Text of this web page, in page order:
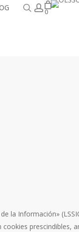
Buscar
account
0
la Información»
prescindibles,